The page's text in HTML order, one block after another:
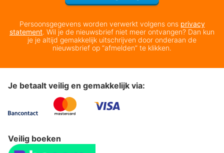
Persoonsgegevens worden verwerkt volgens ons privacy
statement. Wil je de nieuwsbrief niet meer ontvangen? Dan kun
je je altijd gemakkelijk uitschrijven door onderaan de
nieuwsbrief op “afmelden” te klikken.
Je betaalt veilig en gemakkelijk via:
Veilig boeken